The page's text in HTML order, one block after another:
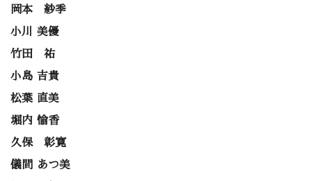
岡本 紗季
小川 美優
竹田 祐
小島 吉貴
松葉 直美
堀内 愉香
久保 彰寛
儀間 あつ美